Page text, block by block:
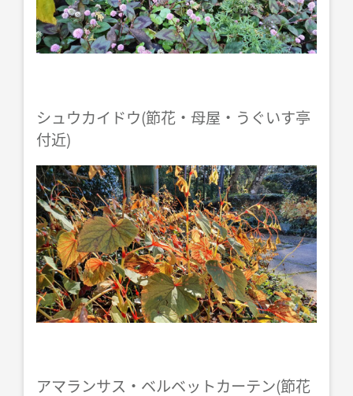
シュウカイドウ(節花・母屋・うぐいす亭
付近)
アマランサス・ベルベットカーテン(節花